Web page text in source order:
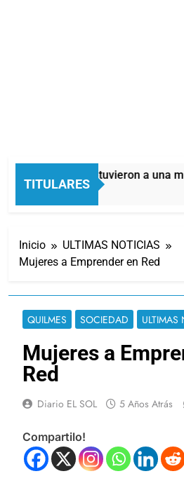
TITULARES
Quilmes: detuvieron a una
9 Horas Atrás
Inicio
ULTIMAS NOTICIAS
Mujeres a Emprender en Red
QUILMES SOCIEDAD ULTIMAS
Mujeres a
Red
Diario EL SOL 5 Años Atrás
Compartilo!